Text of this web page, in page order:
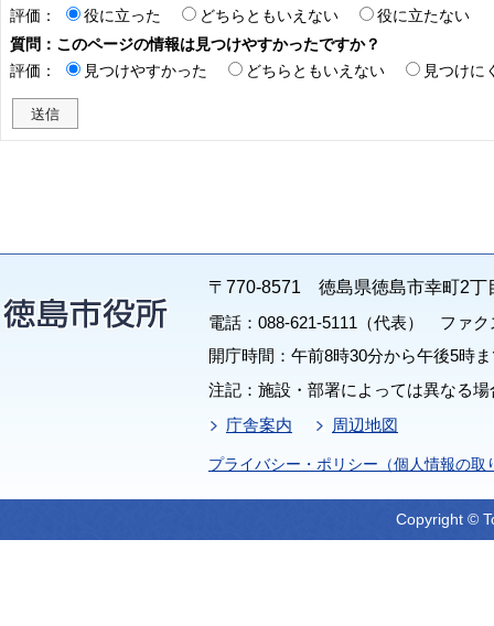
評価：
役に立った どちらともいえない
役に立たない
質問：このページの情報は見つけやすかったですか？
評価：
見つけやすかった どちらともいえない 見つけに
〒770-8571 徳島県徳島市幸町2丁
電話：088-621-5111（代表） ファク
開庁時間：午前8時30分から午後5時
注記：施設・部署によっては異なる
庁舎案内
周辺地図
プライバシー・ポリシー（個人情報の取
Copyright ©